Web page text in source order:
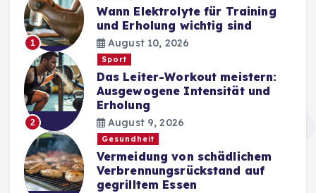
1
Wann Elektrolyte für Training
und Erholung wichtig sind
August 10, 2026
2
Sport
Das Leiter-Workout meistern:
Ausgewogene Intensität und
Erholung
August 9, 2026
Gesundheit
Vermeidung von schädlichem
Verbrennungsrückstand auf
gegrilltem Essen